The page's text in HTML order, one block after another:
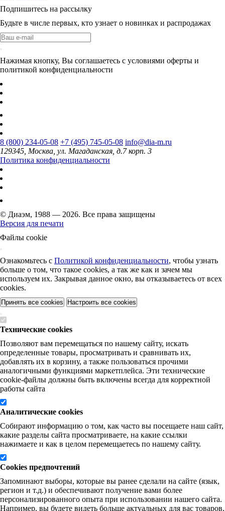
Подпишитесь на рассылку
Будьте в числе первых, кто узнает о новинках и распродажах
Нажимая кнопку, Вы соглашаетесь с условиями оферты и
политикой конфиденциальности
8 (800) 234-05-08 +7 (495) 745-05-08 info@dia-m.ru
129345, Москва, ул. Магаданская, д.7 корп. 3
Политика конфиденциальности
© Диаэм, 1988 — 2026. Все права защищены
Версия для печати
Файлы cookie
Ознакомьтесь с Политикой конфиденциальности, чтобы узнать
больше о том, что такое cookies, а так же как и зачем мы
используем их. Закрывая данное окно, вы отказываетесь от всех
cookies.
Принять все cookies Настроить все cookies
Технические cookies
Позволяют вам перемещаться по нашему сайту, искать
определенные товары, просматривать и сравнивать их,
добавлять их в корзину, а также пользоваться прочими
аналогичными функциями маркетплейса. Эти технические
cookie-файлы должны быть включены всегда для корректной
работы сайта
Аналитические cookies
Собирают информацию о том, как часто вы посещаете наш сайт,
какие разделы сайта просматриваете, на какие ссылки
нажимаете и как в целом перемещаетесь по нашему сайту.
Cookies предпочтений
Запоминают выборы, которые вы ранее сделали на сайте (язык,
регион и т.д.) и обеспечивают получение вами более
персонализированного опыта при использовании нашего сайта.
Например, вы будете видеть больше актуальных для вас товаров,